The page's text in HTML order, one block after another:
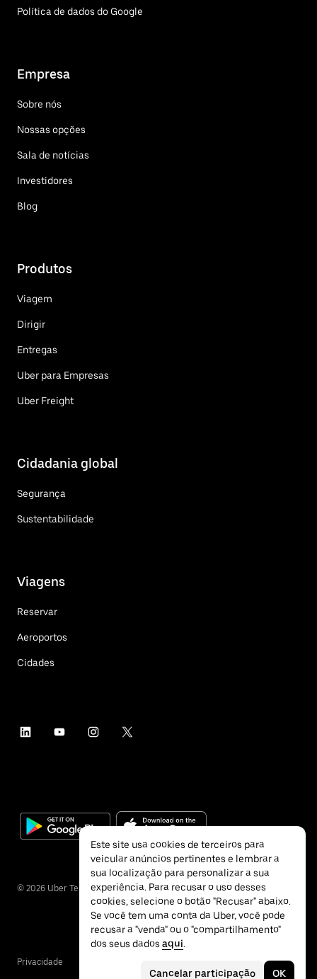
Política de dados do Google
Empresa
Sobre nós
Nossas opções
Sala de notícias
Investidores
Blog
Produtos
Viagem
Dirigir
Entregas
Uber para Empresas
Uber Freight
Cidadania global
Segurança
Sustentabilidade
Viagens
Reservar
Aeroportos
Cidades
© 2026 Uber Technologies Inc.
Privacidade
Este site usa cookies de terceiros para
veicular anúncios pertinentes e lembrar a
sua localização para personalizar a sua
experiência. Para recusar o uso desses
cookies, selecione o botão "Recusar" abaixo.
Se você tem uma conta da Uber, você pode
recusar a "venda" ou o "compartilhamento"
dos seus dados aqui.
Cancelar participação OK